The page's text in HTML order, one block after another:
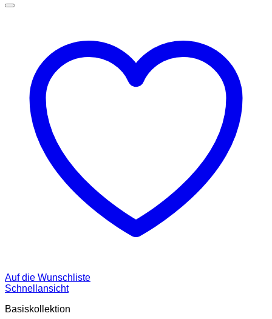
Auf die Wunschliste
Schnellansicht
Basiskollektion